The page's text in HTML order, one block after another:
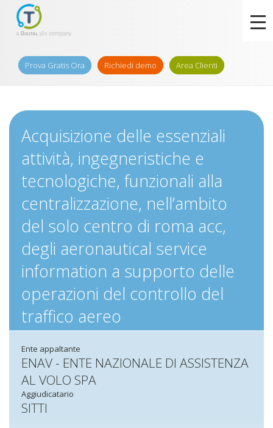
Prova Gratis Ora Richiedi demo Area Clienti
Acquisizione delle essenziali
attività, ingegneristiche e
tecnologiche, funzionali alla
centralizzazione, nell’ambito
del solo centro di roma acc,
degli aeronautical service
information a supporto delle
operazioni del controllo del
traffico aereo
Ente appaltante
ENAV - ENTE NAZIONALE DI ASSISTENZA
AL VOLO SPA
Aggiudicatario
SITTI